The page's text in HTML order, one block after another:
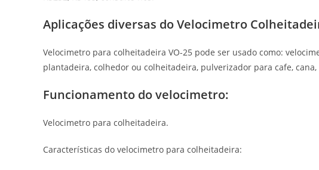
Aplicações diversas do Velocimetro
Velocimetro para colheitadeira VO-25 pode ser usado como:
plantadeira, colhedor ou colheitadeira, pulverizador para cafe,
Funcionamento do velocimetro:
Velocimetro para colheitadeira.
Características do velocimetro para colheitadeira: